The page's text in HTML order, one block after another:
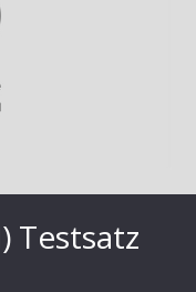
Testsatz